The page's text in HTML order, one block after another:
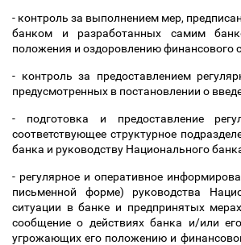
- контроль за выполнением мер,
банком и разработанных самим
положения и оздоровлению финансового
- контроль за предоставлением
предусмотренных в постановлении о
- подготовка и предоставление
соответствующее структурное
банка и руководству Национального
- регулярное и оперативное
письменной форме) руководства
ситуации в банке и предпринятых
сообщение о действиях банка и/или
угрожающих его положению и